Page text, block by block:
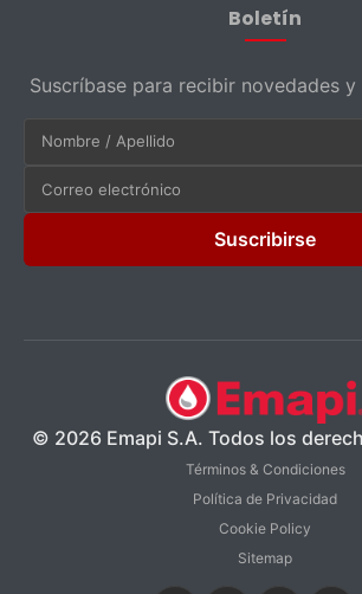
Boletín
Suscríbase para recibir novedades
Suscribirse
© 2026 Emapi S.A. Todos los
Términos & Condiciones
Política de Privacidad
Cookie Policy
Sitemap